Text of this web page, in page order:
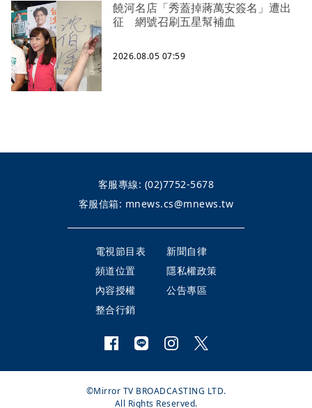
饒河名店「秀蓋掉蔣萬安簽名」遭出
征 網號召刷五星幫補血
2026.08.05 07:59
客服專線: (02)7752-5678
客服信箱: mnews.cs@mnews.tw
電視節目表
新聞自律
頻道位置
隱私權政策
內容授權
公告專區
整合行銷
©Mirror TV BROADCASTING LTD.
All Rights Reserved.